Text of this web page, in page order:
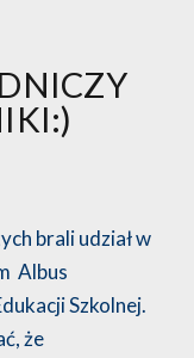
brali udział w
Albus
Szkolnej.
że